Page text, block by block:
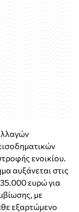
ενοικίου.
αυξάνεται στις
ευρώ για
με
εξαρτώμενο